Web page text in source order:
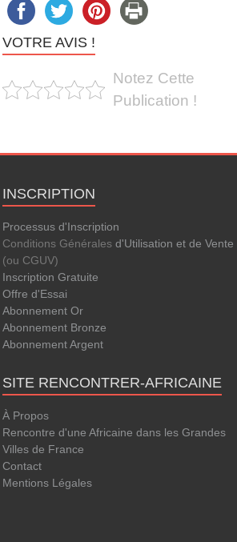
VOTRE AVIS !
Notez Cette
Publication !
INSCRIPTION
Processus d'Inscription
Conditions Générales d'Utilisation et de Vente
(ou CGUV)
Inscription Gratuite
Offre d'Essai
Abonnement Or
Abonnement Bronze
Abonnement Argent
SITE RENCONTRER-AFRICAINE
À Propos
Rencontre d'une Africaine dans les Grandes
Villes de France
Contact
Mentions Légales